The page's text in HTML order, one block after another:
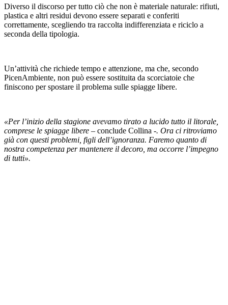
Diverso il discorso per tutto ciò che non è materiale naturale: rifiuti,
plastica e altri residui devono essere separati e conferiti
correttamente, scegliendo tra raccolta indifferenziata e riciclo a
seconda della tipologia.
Un’attività che richiede tempo e attenzione, ma che, secondo
PicenAmbiente, non può essere sostituita da scorciatoie che
finiscono per spostare il problema sulle spiagge libere.
«Per l’inizio della stagione avevamo tirato a lucido tutto il litorale,
comprese le spiagge libere – conclude Collina -. Ora ci ritroviamo
già con questi problemi, figli dell’ignoranza. Faremo quanto di
nostra competenza per mantenere il decoro, ma occorre l’impegno
di tutti».